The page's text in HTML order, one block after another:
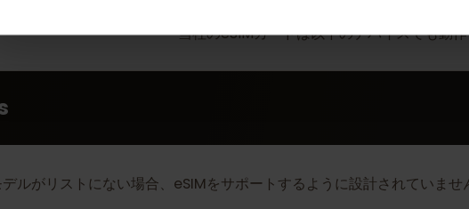
share information about your use of our site with our social media,
it with other information that you’ve provided to them or that they’ve
詳細
eSIM
当社のeSIMカードは以下のデバイスで